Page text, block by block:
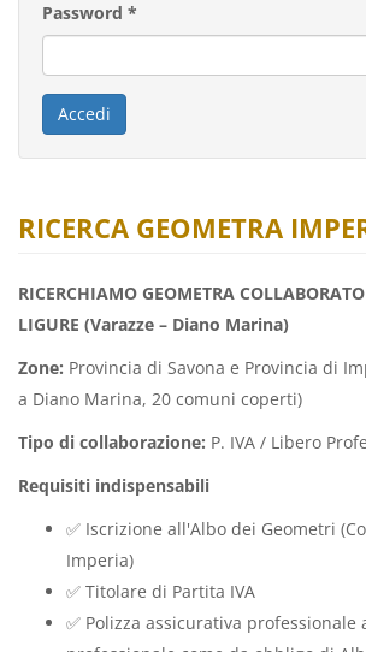
Password *
Accedi
RICERCA GEOMETRA
RICERCHIAMO GEOMETRA
LIGURE (Varazze – Diano Marina)
Zone: Provincia di Savona e Provincia di
a Diano Marina, 20 comuni coperti)
Tipo di collaborazione: P. IVA / Libero
Requisiti indispensabili
✅ Iscrizione all'Albo dei Geometri
Imperia)
✅ Titolare di Partita IVA
✅ Polizza assicurativa professionale